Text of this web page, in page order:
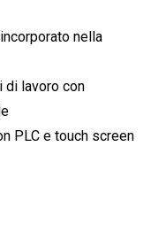
nella
di lavoro con
PLC e touch screen